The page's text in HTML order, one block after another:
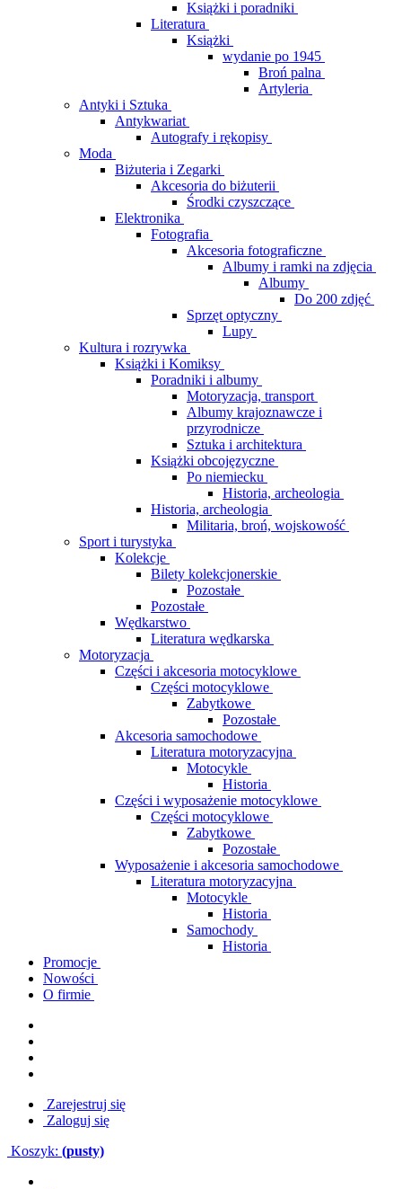
Książki i poradniki
Literatura
Książki
wydanie po 1945
Broń palna
Artyleria
Antyki i Sztuka
Antykwariat
Autografy i rękopisy
Moda
Biżuteria i Zegarki
Akcesoria do biżuterii
Środki czyszczące
Elektronika
Fotografia
Akcesoria fotograficzne
Albumy i ramki na zdjęcia
Albumy
Do 200 zdjęć
Sprzęt optyczny
Lupy
Kultura i rozrywka
Książki i Komiksy
Poradniki i albumy
Motoryzacja, transport
Albumy krajoznawcze i
przyrodnicze
Sztuka i architektura
Książki obcojęzyczne
Po niemiecku
Historia, archeologia
Historia, archeologia
Militaria, broń, wojskowość
Sport i turystyka
Kolekcje
Bilety kolekcjonerskie
Pozostałe
Pozostałe
Wędkarstwo
Literatura wędkarska
Motoryzacja
Części i akcesoria motocyklowe
Części motocyklowe
Zabytkowe
Pozostałe
Akcesoria samochodowe
Literatura motoryzacyjna
Motocykle
Historia
Części i wyposażenie motocyklowe
Części motocyklowe
Zabytkowe
Pozostałe
Wyposażenie i akcesoria samochodowe
Literatura motoryzacyjna
Motocykle
Historia
Samochody
Historia
Promocje
Nowości
O firmie
Zarejestruj się
Zaloguj się
Koszyk: (pusty)